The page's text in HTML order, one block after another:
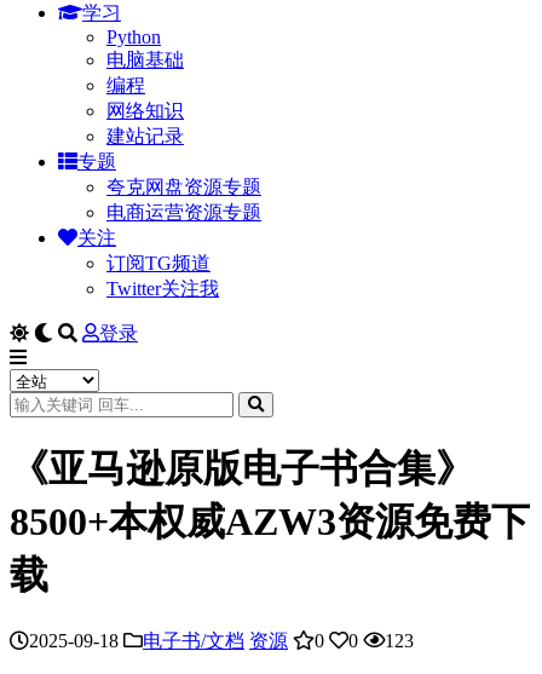
学习
Python
电脑基础
编程
网络知识
建站记录
专题
夸克网盘资源专题
电商运营资源专题
关注
订阅TG频道
Twitter关注我
登录
《亚马逊原版电子书合集》
8500+本权威AZW3资源免费下
载
2025-09-18 电子书/文档 资源 0 0 123